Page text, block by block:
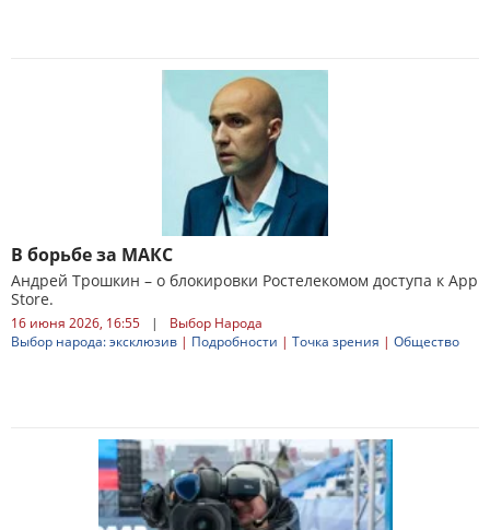
В борьбе за МАКС
Андрей Трошкин – о блокировки Ростелекомом доступа к App
Store.
16 июня 2026, 16:55 |
Выбор Народа
Выбор народа: эксклюзив | Подробности | Точка зрения | Общество